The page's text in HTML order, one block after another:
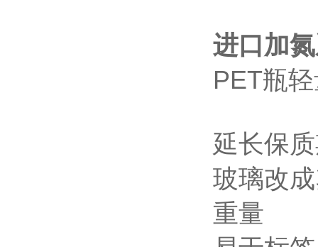
进口加
PET瓶
延长保
玻璃改
重量